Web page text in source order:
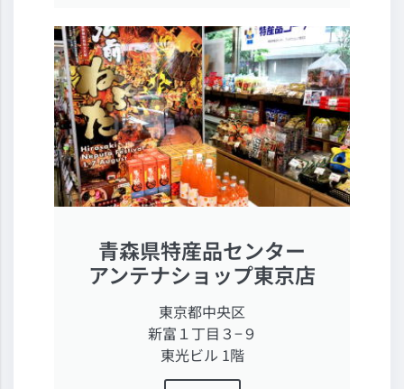
青森県特産品センター
アンテナショップ東京店
東京都中央区
新富１丁目３−９
東光ビル 1階